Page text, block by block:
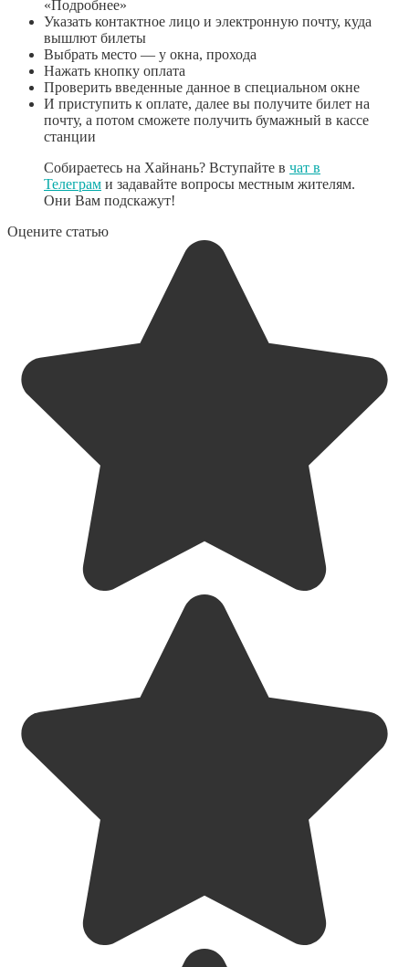
«Подробнее»
Указать контактное лицо и электронную почту, куда
вышлют билеты
Выбрать место — у окна, прохода
Нажать кнопку оплата
Проверить введенные данное в специальном окне
И приступить к оплате, далее вы получите билет на
почту, а потом сможете получить бумажный в кассе
станции
Собираетесь на Хайнань? Вступайте в чат в
Телеграм и задавайте вопросы местным жителям.
Они Вам подскажут!
Оцените статью